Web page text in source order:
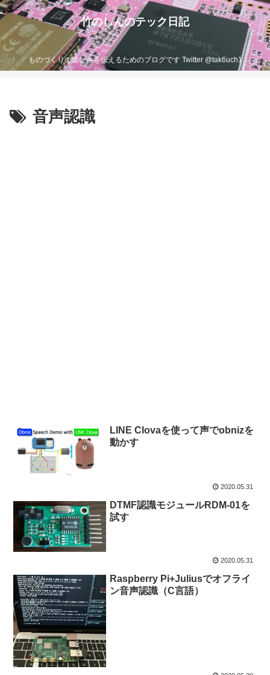
竹のしんのテック日記
ものづくりの楽しさを伝えるためのブログです Twitter @tak6uch1
音声認識
LINE Clovaを使って声でobnizを
動かす
2020.05.31
DTMF認識モジュールRDM-01を
試す
2020.05.31
Raspberry Pi+Juliusでオフライ
ン音声認識（C言語）